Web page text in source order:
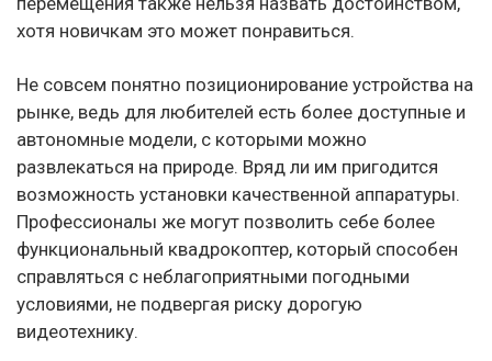
хотя новичкам это может понравиться.
Не совсем понятно позиционирование устройства на
рынке, ведь для любителей есть более доступные и
автономные модели, с которыми можно
развлекаться на природе. Вряд ли им пригодится
возможность установки качественной аппаратуры.
Профессионалы же могут позволить себе более
функциональный квадрокоптер, который способен
справляться с неблагоприятными погодными
условиями, не подвергая риску дорогую
видеотехнику.